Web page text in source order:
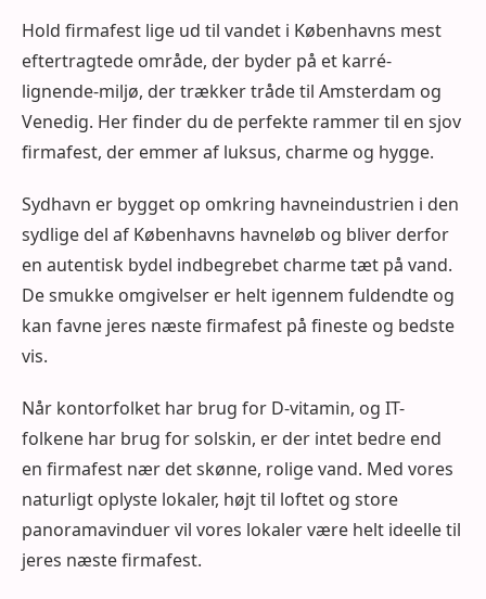
Hold firmafest lige ud til vandet i Københavns mest
eftertragtede område, der byder på et karré-
lignende-miljø, der trækker tråde til Amsterdam og
Venedig. Her finder du de perfekte rammer til en sjov
firmafest, der emmer af luksus, charme og hygge.
Sydhavn er bygget op omkring havneindustrien i den
sydlige del af Københavns havneløb og bliver derfor
en autentisk bydel indbegrebet charme tæt på vand.
De smukke omgivelser er helt igennem fuldendte og
kan favne jeres næste firmafest på fineste og bedste
vis.
Når kontorfolket har brug for D-vitamin, og IT-
folkene har brug for solskin, er der intet bedre end
en firmafest nær det skønne, rolige vand. Med vores
naturligt oplyste lokaler, højt til loftet og store
panoramavinduer vil vores lokaler være helt ideelle til
jeres næste firmafest.